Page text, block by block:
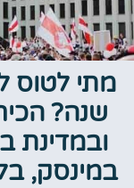
מתי לטוס
שנה?
ובמדינת
במינסק,